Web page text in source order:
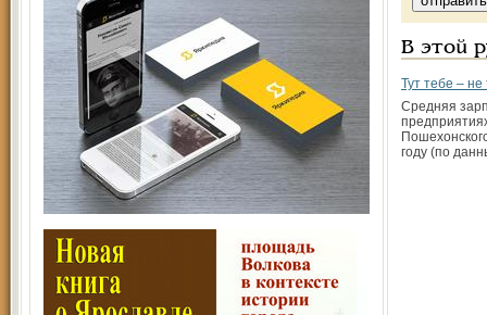
В этой
Тут тебе – не
Средняя
году (по